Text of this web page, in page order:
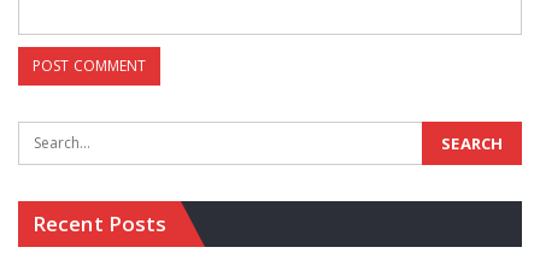
Recent Posts